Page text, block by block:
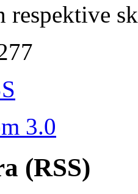
respektive
3.0
(RSS)